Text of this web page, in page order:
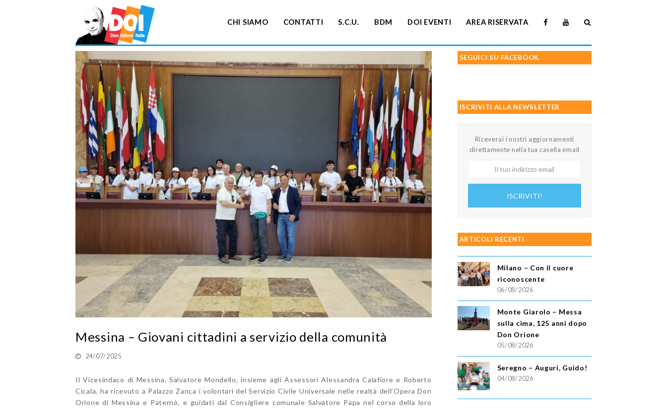
CHI SIAMO CONTATTI S.C.U. BDM DOI EVENTI AREA RISERVATA
Messina – Giovani cittadini a servizio della comunità
24/07/2025
Il Vicesindaco di Messina, Salvatore Mondello, insieme agli Assessori Alessandra Calafiore e Roberto
Cicala, ha ricevuto a Palazzo Zanca i volontari del Servizio Civile Universale nelle realtà dell’Opera Don
Orione di Messina e Paternò, e guidati dal Consigliere comunale Salvatore Papa nel corso della loro
SEGUICI SU FACEBOOK
ISCRIVITI ALLA NEWSLETTER
Riceverai i nostri aggiornamenti
direttamente nella tua casella email
ISCRIVITI!
ARTICOLI RECENTI
Milano – Con il cuore
riconoscente
06/08/2026
Monte Giarolo – Messa
sulla cima, 125 anni dopo
Don Orione
05/08/2026
Seregno – Auguri, Guido!
04/08/2026